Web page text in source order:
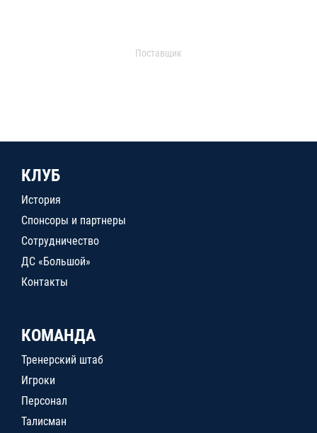
Поставщик
КЛУБ
История
Спонсоры и партнеры
Сотрудничество
ДС «Большой»
Контакты
КОМАНДА
Тренерский штаб
Игроки
Персонал
Талисман